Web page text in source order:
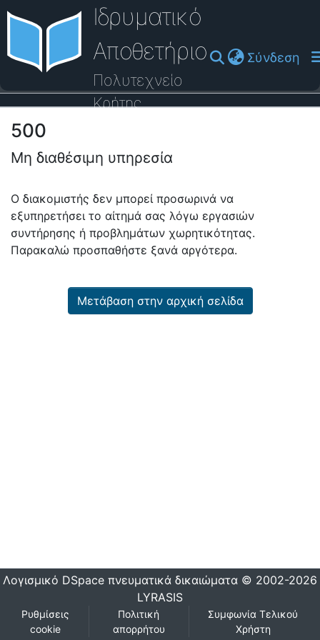
Ιδρυματικό
Αποθετήριο
Πολυτεχνείο
Κρήτης
Σύνδεση
Οδηγός Βοήθειας
500
Μη διαθέσιμη υπηρεσία
Ο διακομιστής δεν μπορεί προσωρινά να
εξυπηρετήσει το αίτημά σας λόγω εργασιών
συντήρησης ή προβλημάτων χωρητικότητας.
Παρακαλώ προσπαθήστε ξανά αργότερα.
Μετάβαση στην αρχική σελίδα
Λογισμικό DSpace πνευματικά δικαιώματα © 2002-2026
LYRASIS
Ρυθμίσεις
cookie
Πολιτική
απορρήτου
Συμφωνία Τελικού
Χρήστη